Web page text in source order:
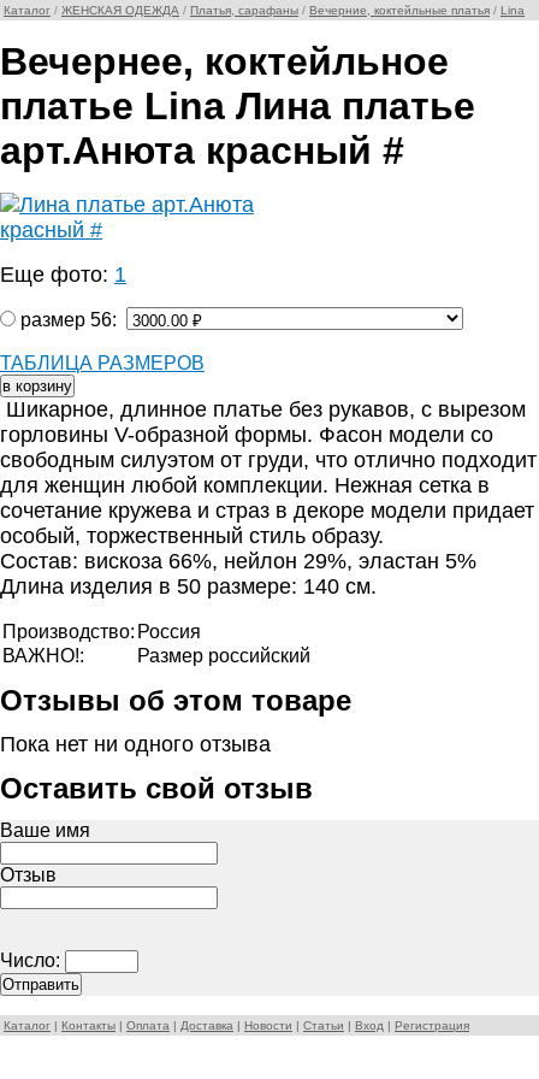
Каталог / ЖЕНСКАЯ ОДЕЖДА / Платья, сарафаны / Вечерние, коктейльные платья / Lina
Вечернее, коктейльное
платье Lina Лина платье
арт.Анюта красный #
Еще фото: 1
размер 56:
ТАБЛИЦА РАЗМЕРОВ
Шикарное, длинное платье без рукавов, с вырезом
горловины V-образной формы. Фасон модели со
свободным силуэтом от груди, что отлично подходит
для женщин любой комплекции. Нежная сетка в
сочетание кружева и страз в декоре модели придает
особый, торжественный стиль образу.
Состав: вискоза 66%, нейлон 29%, эластан 5%
Длина изделия в 50 размере: 140 см.
Производство: Россия
ВАЖНО!:
Размер российский
Отзывы об этом товаре
Пока нет ни одного отзыва
Оставить свой отзыв
Ваше имя
Отзыв
Число:
Каталог | Контакты | Оплата | Доставка | Новости | Статьи | Вход | Регистрация